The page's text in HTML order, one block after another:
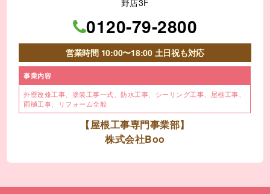
0120-79-2800
営業時間 10:00〜18:00 土日祝も対応
事業内容
外壁改修工事、塗装工事⼀式、防水工事、シーリング工事、 屋根工事、
雨樋工事、
リフォーム全般
【屋根工事専門事業部】
株式会社Boo